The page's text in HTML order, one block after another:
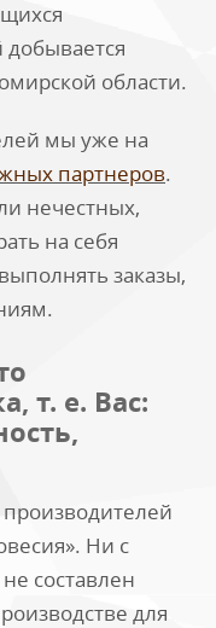
области.
мы уже на
партнеров.
нечестных,
на себя
заказы,
т. е. Вас:
Ни с
составлен
для